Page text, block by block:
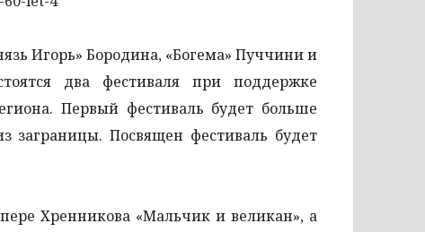
Игорь» Бородина, «Богема» Пуччини и
два фестиваля при поддержке
Первый фестиваль будет больше
Посвящен фестиваль будет
Хренникова «Мальчик и великан», а